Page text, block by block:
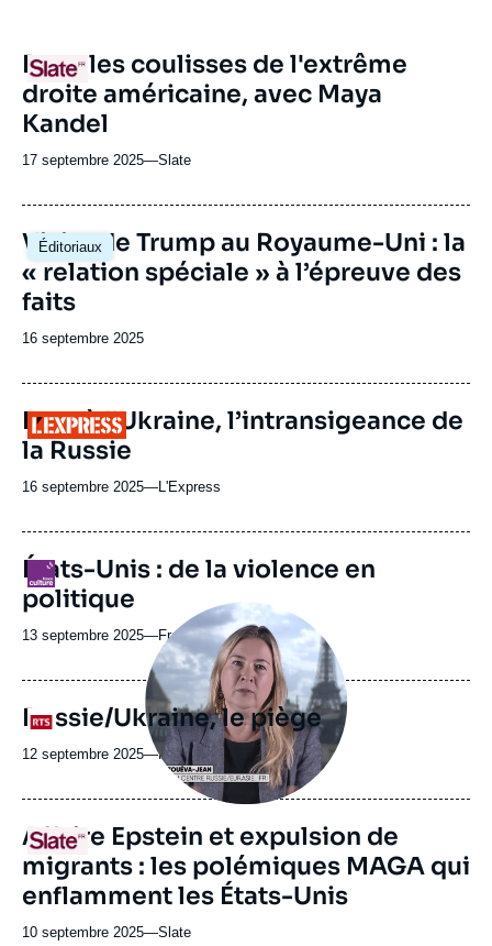
Logo
URL
de
Spotify
Dans les coulisses de l'extrême
droite américaine, avec Maya
Kandel
17 septembre 2025—Nom
journal,
ou
émission
Slate
Éditoriaux
Image
principale
Visite de Trump au Royaume-Uni : la
« relation spéciale » à l’épreuve des
faits
Date
publication
16 septembre 2025
Logo
URL
de
Spotify
Face à l’Ukraine, l’intransigeance de
la Russie
16 septembre 2025—Nom
journal,
ou
L'Express
Logo
États-Unis : de la violence en
politique
13 septembre 2025—Nom
du
journal,
revue
ou
émission
France Culture
Logo
principale
médiatique
Russie/Ukraine, le piège
12 septembre 2025—Nom
du
journal,
ou
émission
RTS
Logo
URL
de
Spotify
Affaire Epstein et expulsion de
migrants : les polémiques MAGA qui
enflamment les États-Unis
10 septembre 2025—Nom
Slate